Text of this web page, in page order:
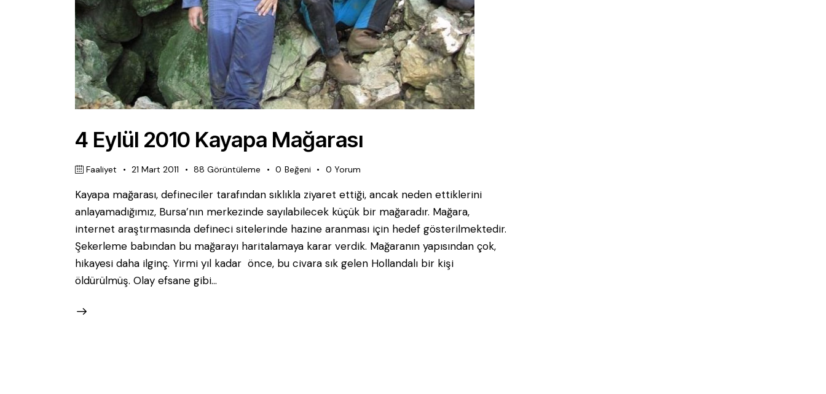
4 Eylül 2010 Kayapa Mağarası
Faaliyet 21 Mart 2011 88 Görüntüleme 0 Beğeni 0 Yorum
Kayapa mağarası, defineciler tarafından sıklıkla ziyaret ettiği, ancak neden ettiklerini
anlayamadığımız, Bursa’nın merkezinde sayılabilecek küçük bir mağaradır. Mağara,
internet araştırmasında defineci sitelerinde hazine aranması için hedef gösterilmektedir.
Şekerleme babından bu mağarayı haritalamaya karar verdik. Mağaranın yapısından çok,
hikayesi daha ilginç. Yirmi yıl kadar önce, bu civara sık gelen Hollandalı bir kişi
öldürülmüş. Olay efsane gibi…